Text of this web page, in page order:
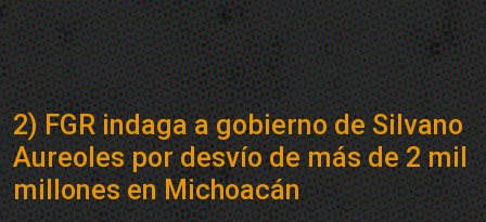
2) FGR indaga a gobierno de Silvano
Aureoles por desvío de más de 2 mil
millones en Michoacán